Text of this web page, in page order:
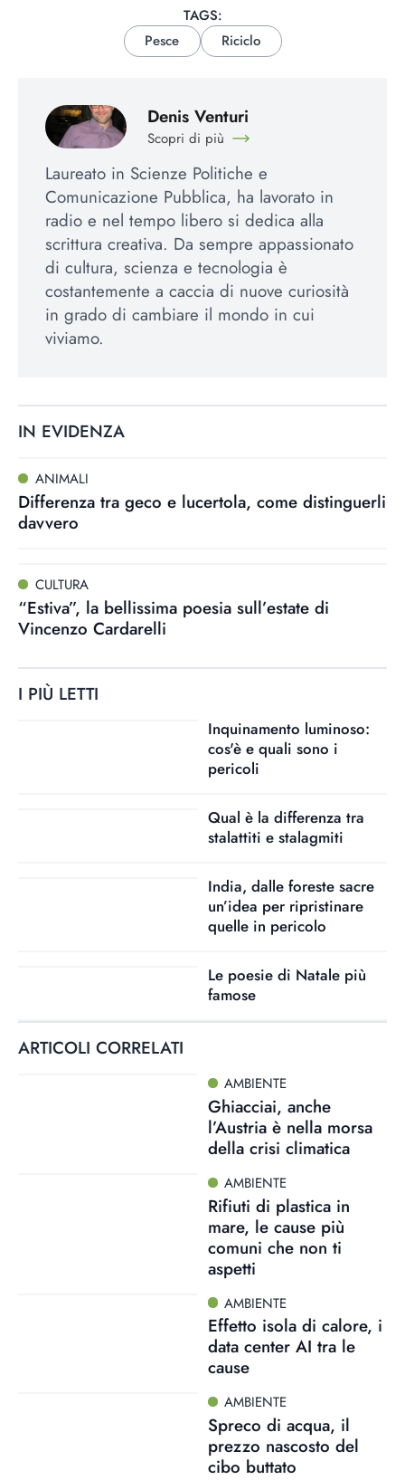
TAGS:
Pesce
Riciclo
Denis Venturi
Scopri di più
Laureato in Scienze Politiche e
Comunicazione Pubblica, ha lavorato in
radio e nel tempo libero si dedica alla
scrittura creativa. Da sempre appassionato
di cultura, scienza e tecnologia è
costantemente a caccia di nuove curiosità
in grado di cambiare il mondo in cui
viviamo.
IN EVIDENZA
ANIMALI
Differenza tra geco e lucertola, come distinguerli
davvero
CULTURA
“Estiva”, la bellissima poesia sull’estate di
Vincenzo Cardarelli
I PIÙ LETTI
Inquinamento luminoso:
cos'è e quali sono i
pericoli
Qual è la differenza tra
stalattiti e stalagmiti
India, dalle foreste sacre
un’idea per ripristinare
quelle in pericolo
Le poesie di Natale più
famose
ARTICOLI CORRELATI
AMBIENTE
Ghiacciai, anche
l’Austria è nella morsa
della crisi climatica
AMBIENTE
Rifiuti di plastica in
mare, le cause più
comuni che non ti
aspetti
AMBIENTE
Effetto isola di calore, i
data center AI tra le
cause
AMBIENTE
Spreco di acqua, il
prezzo nascosto del
cibo buttato